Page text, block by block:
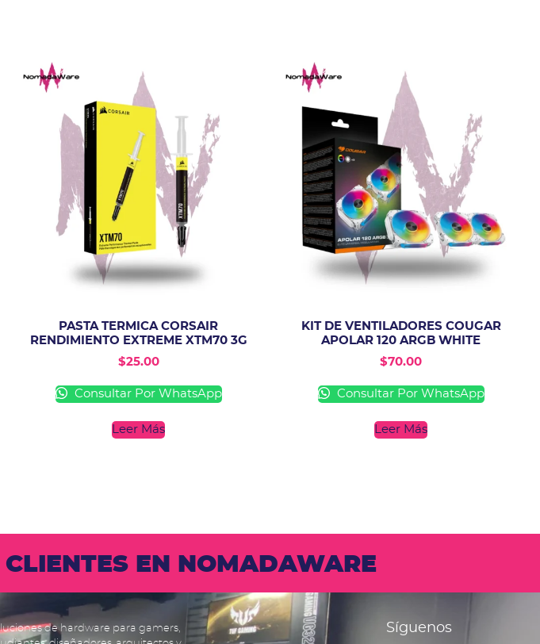
PASTA TERMICA CORSAIR
RENDIMIENTO EXTREME XTM70 3G
$25.00
Consultar Por WhatsApp
Leer Más
KIT DE VENTILADORES COUGAR
APOLAR 120 ARGB WHITE
$70.00
Consultar Por WhatsApp
Leer Más
CLIENTES EN NOMADAWARE
de hardware para gamers,
Síguenos